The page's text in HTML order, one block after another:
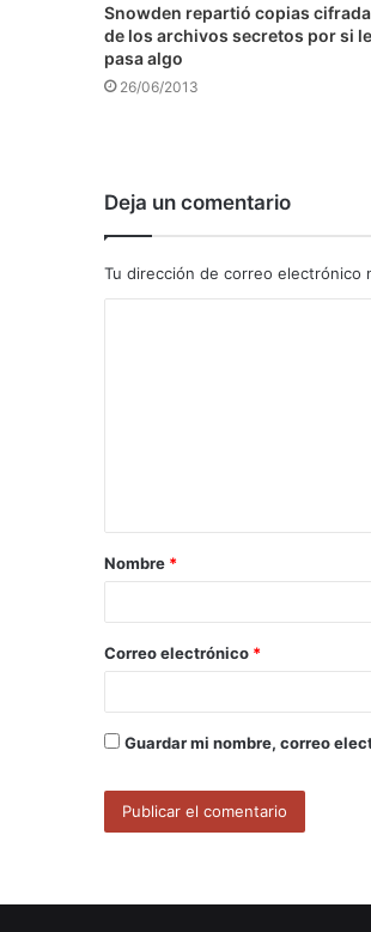
Snowden repartió copias
de los archivos secretos por si le
pasa algo
26/06/2013
Deja un comentario
Tu dirección de correo electrónico
a
r
*
Nombre *
Correo electrónico *
Guardar mi nombre, correo